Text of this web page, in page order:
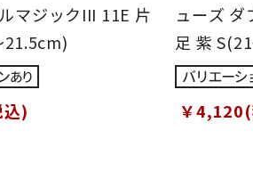
マジックIII 11E 片
21.5cm)
)
ューズ ダ
足 紫
￥